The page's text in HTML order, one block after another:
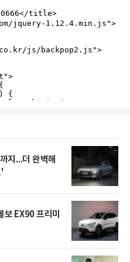
지...더 완벽해
'
EX90 프리미